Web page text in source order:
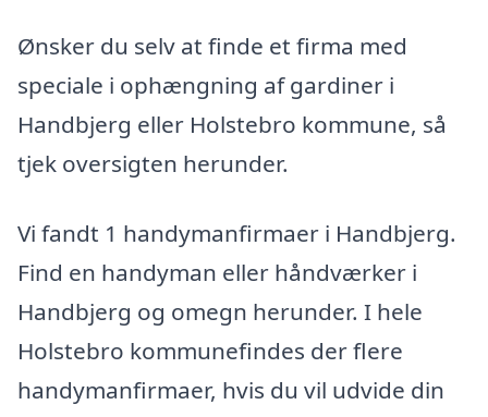
Ønsker du selv at finde et firma med
speciale i ophængning af gardiner i
Handbjerg eller Holstebro kommune, så
tjek oversigten herunder.
Vi fandt 1 handymanfirmaer i Handbjerg.
Find en handyman eller håndværker i
Handbjerg og omegn herunder. I hele
Holstebro kommunefindes der flere
handymanfirmaer, hvis du vil udvide din